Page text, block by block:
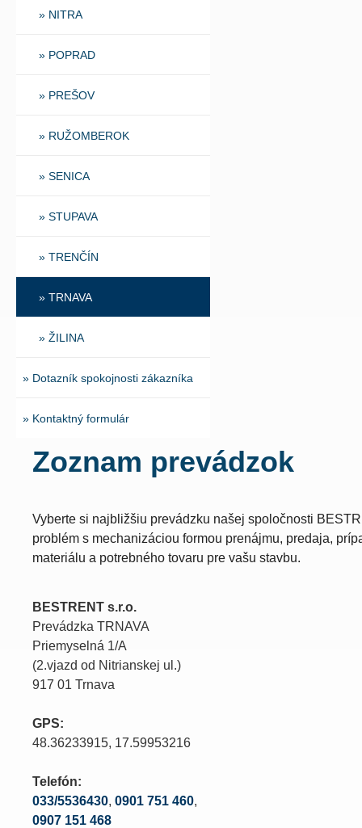
» NITRA
» POPRAD
» PREŠOV
» RUŽOMBEROK
» SENICA
» STUPAVA
» TRENČÍN
» TRNAVA
» ŽILINA
» Dotazník spokojnosti zákazníka
» Kontaktný formulár
Zoznam prevádzok
Vyberte si najbližšiu prevádzku našej spoločnosti
problém s mechanizáciou formou prenájmu, predaja,
materiálu a potrebného tovaru pre vašu stavbu.
BESTRENT s.r.o.
Prevádzka TRNAVA
Priemyselná 1/A
(2.vjazd od Nitrianskej ul.)
917 01 Trnava
GPS:
48.36233915, 17.59953216
Telefón:
033/5536430, 0901 751 460,
0907 151 468